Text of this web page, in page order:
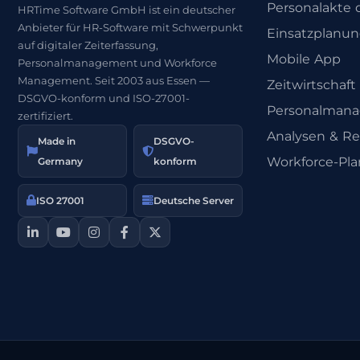
HRTime Software GmbH ist ein deutscher
Anbieter für HR-Software mit Schwerpunkt
auf digitaler Zeiterfassung,
Personalmanagement und Workforce
Management. Seit 2003 aus Essen —
DSGVO-konform und ISO-27001-
zertifiziert.
Made in
Germany
DSGVO-
konform
ISO 27001 Deutsche Server
Personalakte
Mobile App
Zeitwirtschaft
Analysen &
Workforce-